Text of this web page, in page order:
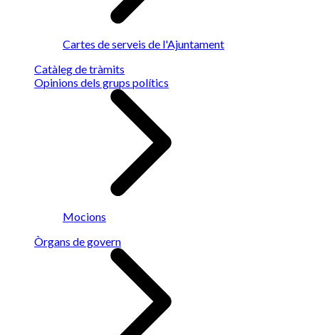
Cartes de serveis de l'Ajuntament
Catàleg de tràmits
Opinions dels grups polítics
Mocions
Òrgans de govern